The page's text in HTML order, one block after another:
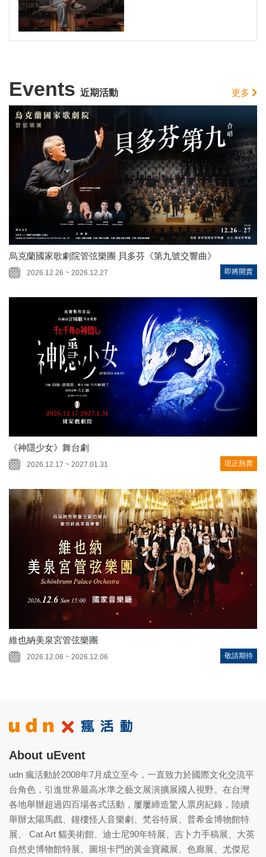
Events 近期活動 更多
烏克蘭國家歌劇院管弦樂團 貝多芬《第九號交響曲》
2026.12.26 ~ 2026.12.27 即將開賣
《神隱少女》舞台劇
2026.12.17 ~ 2027.01.31 現正熱賣
維也納美泉宮管弦樂團
2026.12.06 ~ 2026.12.06 敬請期待
About uEvent
udn 瘋活動於2008年7月成立至今，一直致力於國際文化交流平
台角色，引進世界最高水準之藝文展演擴展國人視野。在台灣
各地舉辦超過四百場各式活動，屢屢締造驚人票房紀錄，陸續
舉辦太陽馬戲、鐘樓怪人音樂劇、梵谷特展、普希金博物館特
展、 Cat Art 貓美術館、迪士尼90年特展、吉卜力手稿展、大英
自然史博物館特展、圖坦卡門的黃金寶藏展、色廊展、尤傑尼